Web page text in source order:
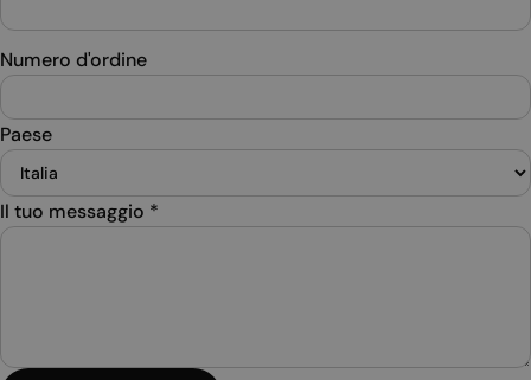
Numero d'ordine
Paese
Il tuo messaggio *